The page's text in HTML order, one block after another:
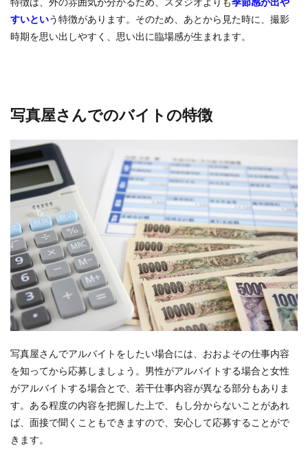
すいという特徴があります。そのため、あとから見た時に、撮影
時期を思い出しやすく、思い出に臨場感が生まれます。
写真屋さんでのバイトの特徴
写真屋さんでアルバイトをしたい場合には、おおよその仕事内容
を知ってから応募しましょう。男性がアルバイトする場合と女性
がアルバイトする場合とで、若干仕事内容が異なる部分もありま
す。ある程度の内容を把握した上で、もし分からないことがあれ
ば、面接で聞くこともできますので、安心して応募することがで
きます。